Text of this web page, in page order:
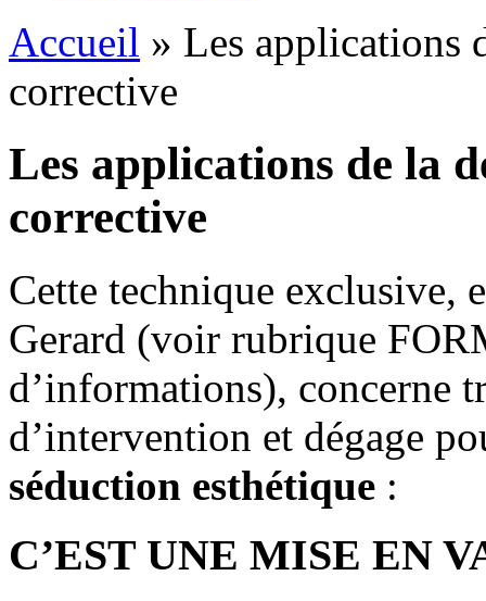
Accueil » Les applications
corrective
Les applications de la
corrective
Cette technique exclusive,
Gerard (voir rubrique
d’informations), concerne
d’intervention et dégage
séduction esthétique :
C’EST UNE MISE EN